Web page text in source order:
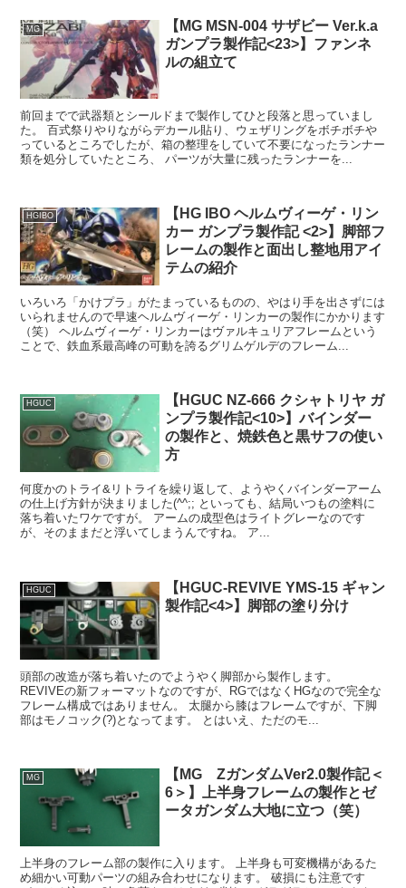
MG
【MG MSN-004 サザビー Ver.k.a
ガンプラ製作記<23>】ファンネ
ルの組立て
前回までで武器類とシールドまで製作してひと段落と思っていまし
た。 百式祭りやりながらデカール貼り、ウェザリングをボチボチや
っているところでしたが、箱の整理をしていて不要になったランナー
類を処分していたところ、 パーツが大量に残ったランナーを...
HGIBO
【HG IBO ヘルムヴィーゲ・リン
カー ガンプラ製作記 <2>】脚部フ
レームの製作と面出し整地用アイ
テムの紹介
いろいろ「かけプラ」がたまっているものの、やはり手を出さずには
いられませんので早速ヘルムヴィーゲ・リンカーの製作にかかります
（笑） ヘルムヴィーゲ・リンカーはヴァルキュリアフレームという
ことで、鉄血系最高峰の可動を誇るグリムゲルデのフレーム...
HGUC
【HGUC NZ-666 クシャトリヤ ガ
ンプラ製作記<10>】バインダー
の製作と、焼鉄色と黒サフの使い
方
何度かのトライ&リトライを繰り返して、ようやくバインダーアーム
の仕上げ方針が決まりました(^^;; といっても、結局いつもの塗料に
落ち着いたワケですが。 アームの成型色はライトグレーなのです
が、そのままだと浮いてしまうんですね。 ア...
HGUC
【HGUC-REVIVE YMS-15 ギャン
製作記<4>】脚部の塗り分け
頭部の改造が落ち着いたのでようやく脚部から製作します。
REVIVEの新フォーマットなのですが、RGではなくHGなので完全な
フレーム構成ではありません。 太腿から膝はフレームですが、下脚
部はモノコック(?)となってます。 とはいえ、ただのモ...
MG
【MG ZガンダムVer2.0製作記＜
6＞】上半身フレームの製作とゼ
ータガンダム大地に立つ（笑）
上半身のフレーム部の製作に入ります。 上半身も可変機構があるた
め細かい可動パーツの組み合わせになります。 破損にも注意です